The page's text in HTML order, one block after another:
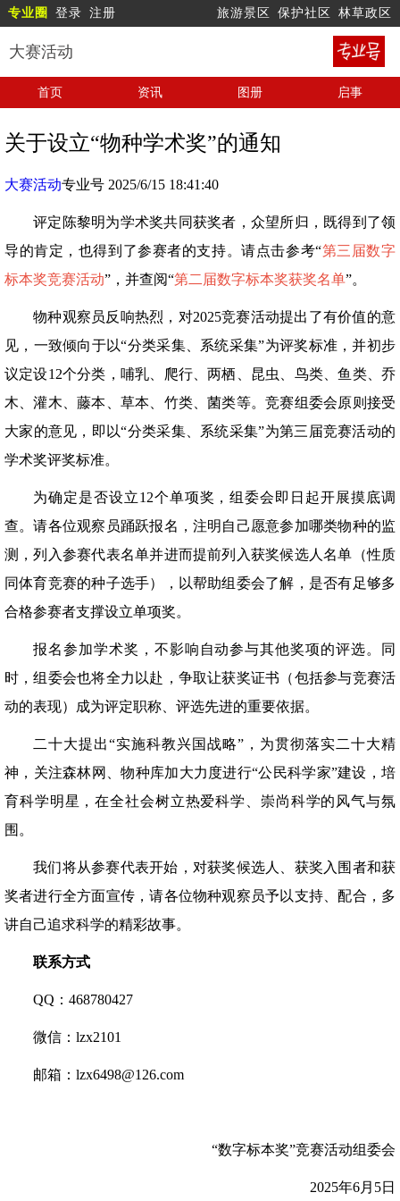
专业圈 登录 注册 旅游景区 保护社区 林草政区
大赛活动
首页 资讯 图册 启事
关于设立“物种学术奖”的通知
大赛活动专业号 2025/6/15 18:41:40
评定陈黎明为学术奖共同获奖者，众望所归，既得到了领
导的肯定，也得到了参赛者的支持。请点击参考“第三届数字
标本奖竞赛活动”，并查阅“第二届数字标本奖获奖名单”。
物种观察员反响热烈，对2025竞赛活动提出了有价值的意
见，一致倾向于以“分类采集、系统采集”为评奖标准，并初步
议定设12个分类，哺乳、爬行、两栖、昆虫、鸟类、鱼类、乔
木、灌木、藤本、草本、竹类、菌类等。竞赛组委会原则接受
大家的意见，即以“分类采集、系统采集”为第三届竞赛活动的
学术奖评奖标准。
为确定是否设立12个单项奖，组委会即日起开展摸底调
查。请各位观察员踊跃报名，注明自己愿意参加哪类物种的监
测，列入参赛代表名单并进而提前列入获奖候选人名单（性质
同体育竞赛的种子选手），以帮助组委会了解，是否有足够多
合格参赛者支撑设立单项奖。
报名参加学术奖，不影响自动参与其他奖项的评选。同
时，组委会也将全力以赴，争取让获奖证书（包括参与竞赛活
动的表现）成为评定职称、评选先进的重要依据。
二十大提出“实施科教兴国战略”，为贯彻落实二十大精
神，关注森林网、物种库加大力度进行“公民科学家”建设，培
育科学明星，在全社会树立热爱科学、崇尚科学的风气与氛
围。
我们将从参赛代表开始，对获奖候选人、获奖入围者和获
奖者进行全方面宣传，请各位物种观察员予以支持、配合，多
讲自己追求科学的精彩故事。
联系方式
QQ：468780427
微信：lzx2101
邮箱：lzx6498@126.com
“数字标本奖”竞赛活动组委会
2025年6月5日